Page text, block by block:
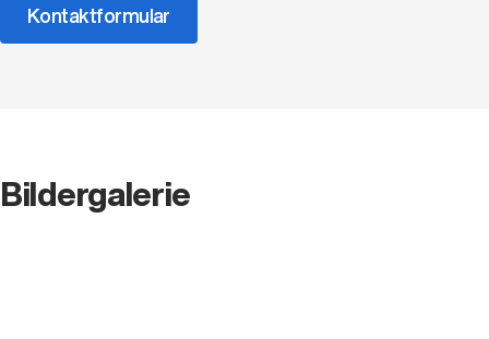
Kontaktformular
Bildergalerie